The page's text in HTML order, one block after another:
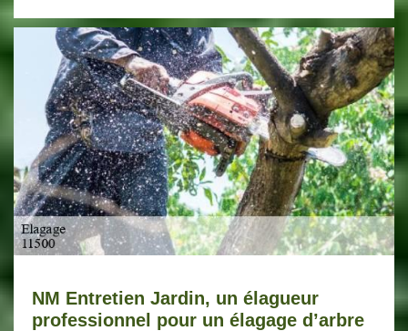
NM Entretien Jardin, un élagueur
professionnel pour un élagage d’arbre